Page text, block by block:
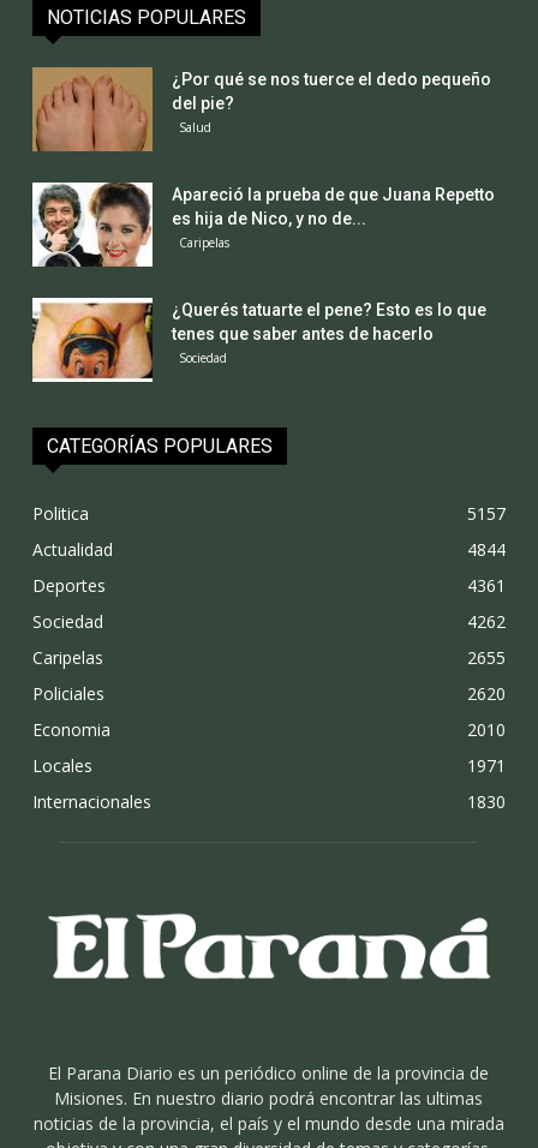
NOTICIAS POPULARES
¿Por qué se nos tuerce el dedo pequeño
del pie?
Salud
Apareció la prueba de que Juana Repetto
es hija de Nico, y no de...
Caripelas
¿Querés tatuarte el pene? Esto es lo que
tenes que saber antes de hacerlo
Sociedad
CATEGORÍAS POPULARES
Politica
5157
Actualidad
4844
Deportes
4361
Sociedad
4262
Caripelas
2655
Policiales
2620
Economia
2010
Locales
1971
Internacionales
1830
El Parana Diario es un periódico online de la provincia de
Misiones. En nuestro diario podrá encontrar las ultimas
noticias de la provincia, el país y el mundo desde una mirada